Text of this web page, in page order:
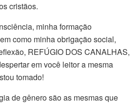
cristãos.
minha formação
como minha obrigação social,
REFÚGIO DOS CANALHAS,
em você leitor a mesma
tomado!
de gênero são as mesmas que